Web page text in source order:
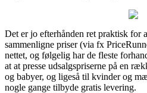
Det er jo efterhånden ret praktisk for
sammenligne priser (via fx
nettet, og følgelig har de fleste
at at presse udsalgspriserne på en
og babyer, og ligeså til kvinder og
nogle gange tilbyde gratis levering.